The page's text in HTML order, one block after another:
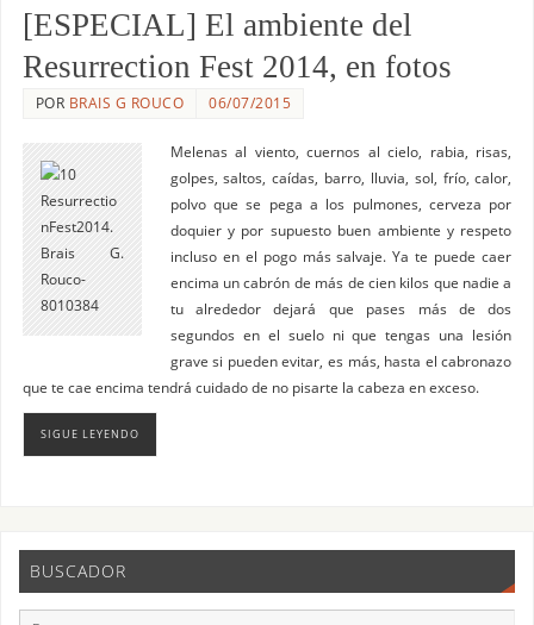
[ESPECIAL] El ambiente del
Resurrection Fest 2014, en fotos
POR BRAIS G ROUCO 06/07/2015
Melenas al viento, cuernos al cielo, rabia, risas,
golpes, saltos, caídas, barro, lluvia, sol, frío, calor,
polvo que se pega a los pulmones, cerveza por
doquier y por supuesto buen ambiente y respeto
incluso en el pogo más salvaje. Ya te puede caer
encima un cabrón de más de cien kilos que nadie a
tu alrededor dejará que pases más de dos
segundos en el suelo ni que tengas una lesión
grave si pueden evitar, es más, hasta el cabronazo
que te cae encima tendrá cuidado de no pisarte la cabeza en exceso.
SIGUE LEYENDO
BUSCADOR